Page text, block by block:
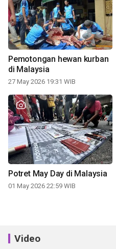
Pemotongan hewan kurban
di Malaysia
27 May 2026 19:31 WIB
Potret May Day di Malaysia
01 May 2026 22:59 WIB
Video